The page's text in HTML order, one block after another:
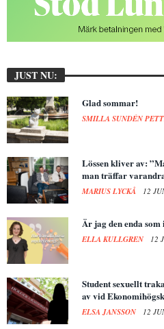
JUST NU:
Glad sommar!
SMILLA SUNDÉN
Lössen kliver av:
man träffar
MARIUS LYCKÅ 12
Är jag den enda
ELLA KULLGREN 12
Student sexuellt
av vid
ELSA JANSSON 12